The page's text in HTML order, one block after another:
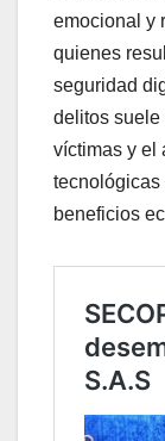
emocional y
quienes
seguridad
delitos
víctimas y el
tecnológicas
beneficios